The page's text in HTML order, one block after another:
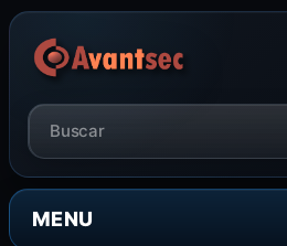
MENU